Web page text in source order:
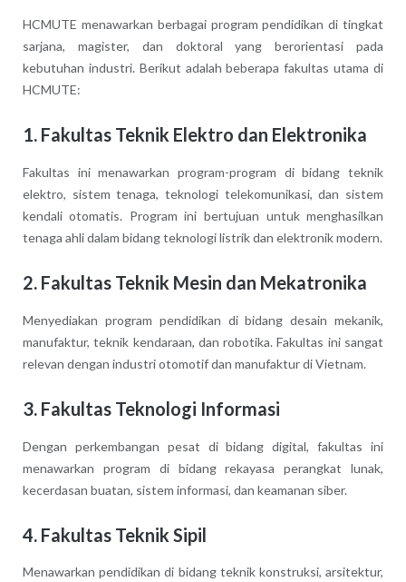
HCMUTE menawarkan berbagai program pendidikan di tingkat
sarjana, magister, dan doktoral yang berorientasi pada
kebutuhan industri. Berikut adalah beberapa fakultas utama di
HCMUTE:
1. Fakultas Teknik Elektro dan Elektronika
Fakultas ini menawarkan program-program di bidang teknik
elektro, sistem tenaga, teknologi telekomunikasi, dan sistem
kendali otomatis. Program ini bertujuan untuk menghasilkan
tenaga ahli dalam bidang teknologi listrik dan elektronik modern.
2. Fakultas Teknik Mesin dan Mekatronika
Menyediakan program pendidikan di bidang desain mekanik,
manufaktur, teknik kendaraan, dan robotika. Fakultas ini sangat
relevan dengan industri otomotif dan manufaktur di Vietnam.
3. Fakultas Teknologi Informasi
Dengan perkembangan pesat di bidang digital, fakultas ini
menawarkan program di bidang rekayasa perangkat lunak,
kecerdasan buatan, sistem informasi, dan keamanan siber.
4. Fakultas Teknik Sipil
Menawarkan pendidikan di bidang teknik konstruksi, arsitektur,